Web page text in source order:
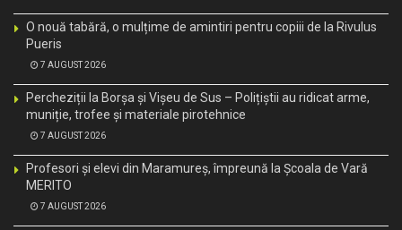
O nouă tabără, o mulțime de amintiri pentru copiii de la Rivulus
Pueris
7 AUGUST 2026
Percheziții la Borșa și Vișeu de Sus – Polițiștii au ridicat arme,
muniție, trofee și materiale pirotehnice
7 AUGUST 2026
Profesori și elevi din Maramureș, împreună la Școala de Vară
MERITO
7 AUGUST 2026